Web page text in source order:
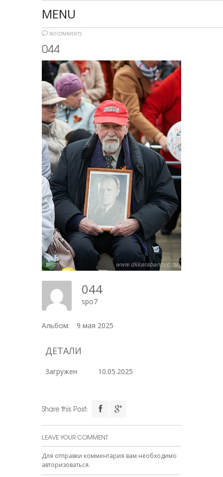
MENU
NO COMMENTS
044
044
spo7
Альбом: 9 мая 2025
ДЕТАЛИ
Загружен 10.05.2025
Share this Post:
LEAVE YOUR COMMENT
Для отправки комментария вам необходимо
авторизоваться.